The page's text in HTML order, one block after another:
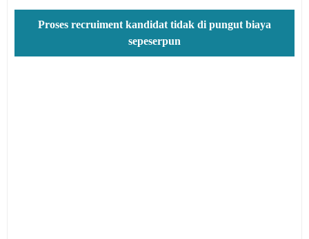
Proses recruiment kandidat tidak di pungut biaya
sepeserpun